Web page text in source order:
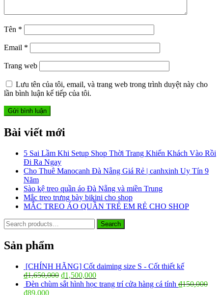
Tên *
Email *
Trang web
Lưu tên của tôi, email, và trang web trong trình duyệt này cho
lần bình luận kế tiếp của tôi.
Bài viết mới
5 Sai Lầm Khi Setup Shop Thời Trang Khiến Khách Vào Rồi
Đi Ra Ngay
Cho Thuê Manocanh Đà Nẵng Giá Rẻ | canhxinh Uy Tín 9
Năm
Sào kệ treo quần áo Đà Nẵng và miền Trung
Mắc treo trưng bày bikini cho shop
MẮC TREO ÁO QUẦN TRẺ EM RẺ CHO SHOP
Search
for:
Search
Sản phẩm
[CHÍNH HÃNG] Cốt daiming size S - Cốt thiết kế
₫1,650,000 ₫1,500,000
Đèn chùm sắt hình học trang trí cửa hàng cá tính ₫150,000
₫89,000